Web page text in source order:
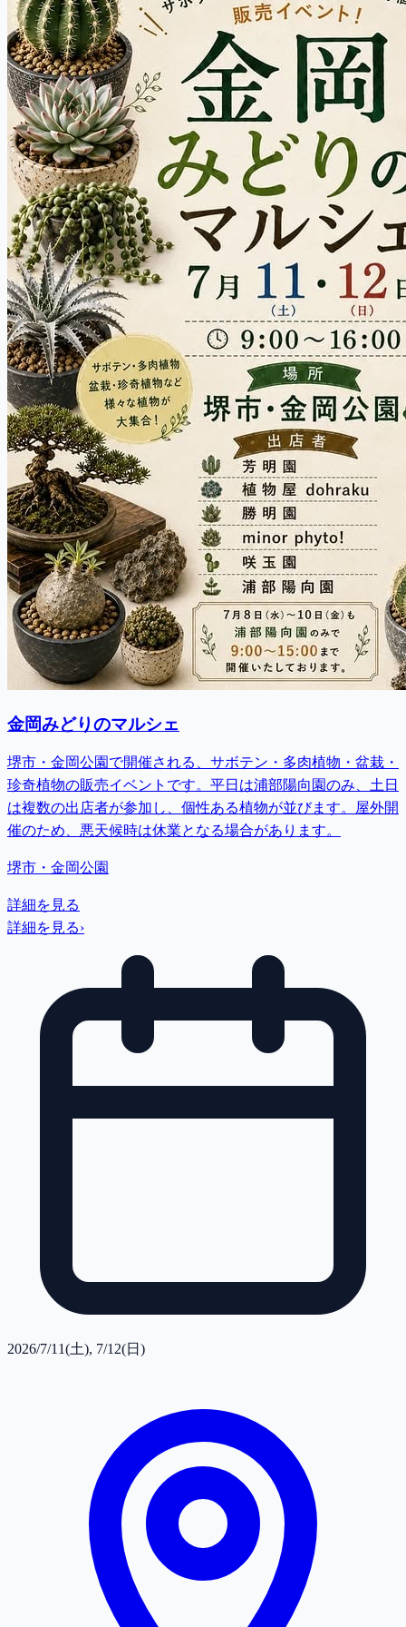
金岡みどりのマルシェ
堺市・金岡公園で開催される、サボテン・多肉植物・盆栽・
珍奇植物の販売イベントです。平日は浦部陽向園のみ、土日
は複数の出店者が参加し、個性ある植物が並びます。屋外開
催のため、悪天候時は休業となる場合があります。
堺市・金岡公園
詳細を見る
詳細を見る›
2026/7/11(土), 7/12(日)